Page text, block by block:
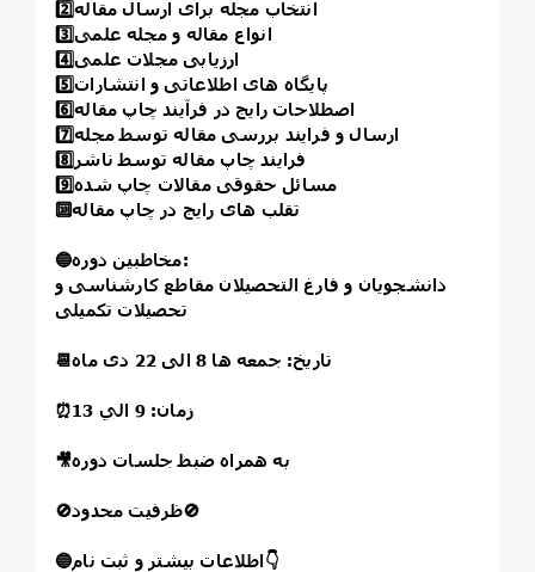
2️⃣انتخاب مجله برای ارسال مقاله
3️⃣انواع مقاله و مجله علمی
4️⃣ارزیابی مجلات علمی
5️⃣پایگاه های اطلاعاتی و انتشارات
6️⃣اصطلاحات رایج در فرآیند چاپ مقاله
7️⃣ارسال و فرایند بررسی مقاله توسط مجله
8️⃣فرایند چاپ مقاله توسط ناشر
9️⃣مسائل حقوقی مقالات چاپ شده
🔟تقلب های رایج در چاپ مقاله
🔵مخاطبین دوره:
دانشجویان و فارغ التحصیلان مقاطع کارشناسی و
تحصیلات تکمیلی
📆تاريخ: جمعه ها 8 الی 22 دی ماه
⏰زمان: 9 الي 13
🎥به همراه ضبط جلسات دوره
🚫ظرفیت محدود🚫
🔵اطلاعات بیشتر و ثبت نام👇